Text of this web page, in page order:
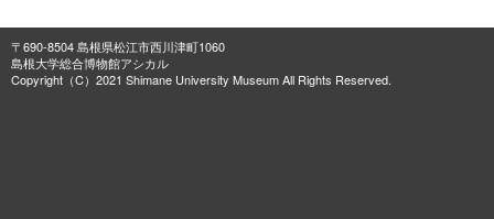
〒690-8504 島根県松江市西川津町1060
島根大学総合博物館アシカル
Copyright（C）2021 Shimane University Museum All Rights Reserved.